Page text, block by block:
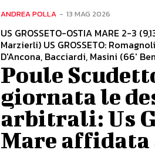
ANDREA POLLA - 13 MAG 2026
US GROSSETO-OSTIA MARE 2-3
Marzierli) US GROSSETO:
D'Ancona, Bacciardi, Masini (66'
Poule
giornata le
arbitrali: Us
Mare affidata